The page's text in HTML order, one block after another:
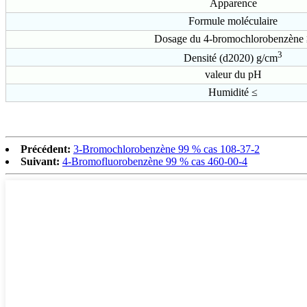
Apparence
Formule moléculaire
Dosage du 4-bromochlorobenzène
Densité (d2020) g/cm3
valeur du pH
Humidité ≤
Précédent: 3-Bromochlorobenzène 99 % cas 108-37-2
Suivant: 4-Bromofluorobenzène 99 % cas 460-00-4